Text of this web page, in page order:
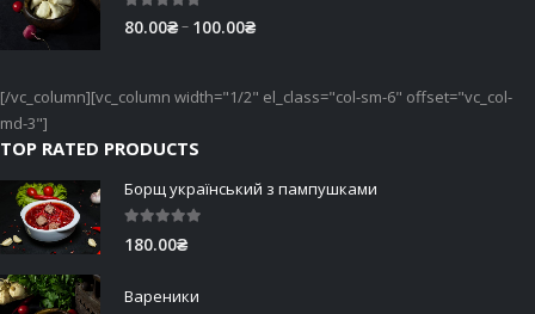
5.00out of 5
80.00₴– 100.00₴Price
through
[/vc_column][vc_column width="1/2" el_class="col-sm-6" offset="vc_col-
md-3"]
TOP RATED PRODUCTS
Борщ український з пампушками
180.00₴
Вареники